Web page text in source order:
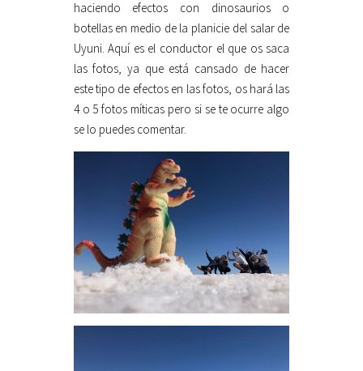
haciendo efectos con dinosaurios o
botellas en medio de la planicie del salar de
Uyuni. Aquí es el conductor el que os saca
las fotos, ya que está cansado de hacer
este tipo de efectos en las fotos, os hará las
4 o 5 fotos míticas pero si se te ocurre algo
se lo puedes comentar.